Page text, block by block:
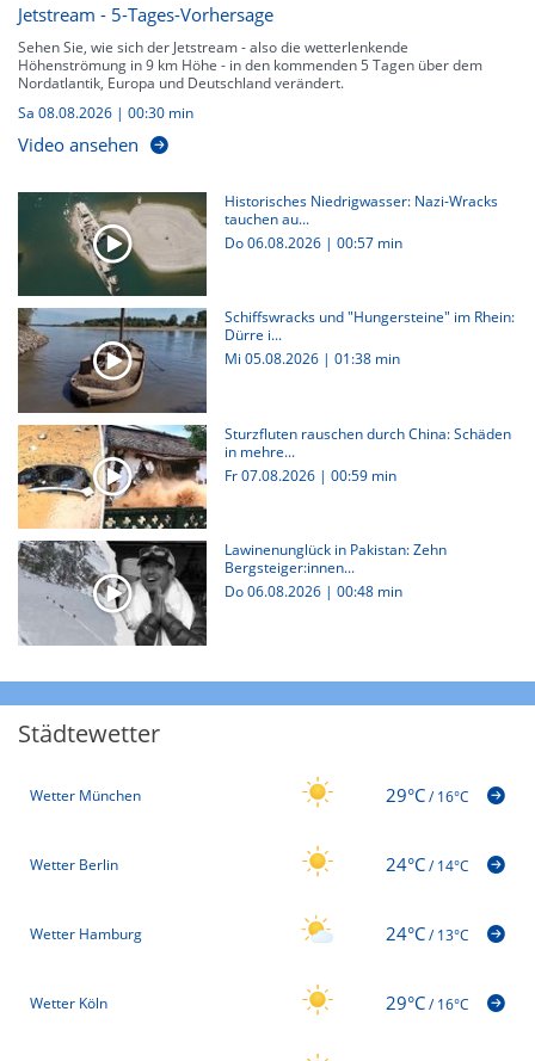
Jetstream - 5-Tages-Vorhersage
Sehen Sie, wie sich der Jetstream - also die wetterlenkende
Höhenströmung in 9 km Höhe - in den kommenden 5 Tagen über dem
Nordatlantik, Europa und Deutschland verändert.
Sa 08.08.2026 | 00:30 min
Video ansehen
Historisches Niedrigwasser: Nazi-Wracks
tauchen au...
Do 06.08.2026 |00:57 min
Schiffswracks und "Hungersteine" im Rhein:
Dürre i...
Mi 05.08.2026 |01:38 min
Sturzfluten rauschen durch China: Schäden
in mehre...
Fr 07.08.2026 |00:59 min
Lawinenunglück in Pakistan: Zehn
Bergsteiger:innen...
Do 06.08.2026 |00:48 min
Städtewetter
Wetter München 29°C/16°C
Wetter Berlin 24°C/14°C
Wetter Hamburg 24°C/13°C
Wetter Köln 29°C/16°C